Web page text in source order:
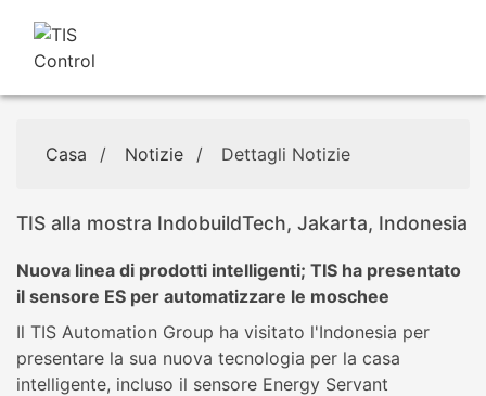
Casa / Notizie / Dettagli Notizie
TIS alla mostra IndobuildTech, Jakarta, Indonesia
Nuova linea di prodotti intelligenti; TIS ha presentato
il sensore ES per automatizzare le moschee
Il TIS Automation Group ha visitato l'Indonesia per
presentare la sua nuova tecnologia per la casa
intelligente, incluso il sensore Energy Servant